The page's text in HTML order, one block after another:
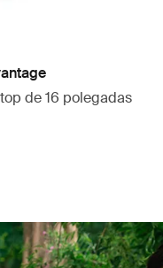
de 16 polegadas